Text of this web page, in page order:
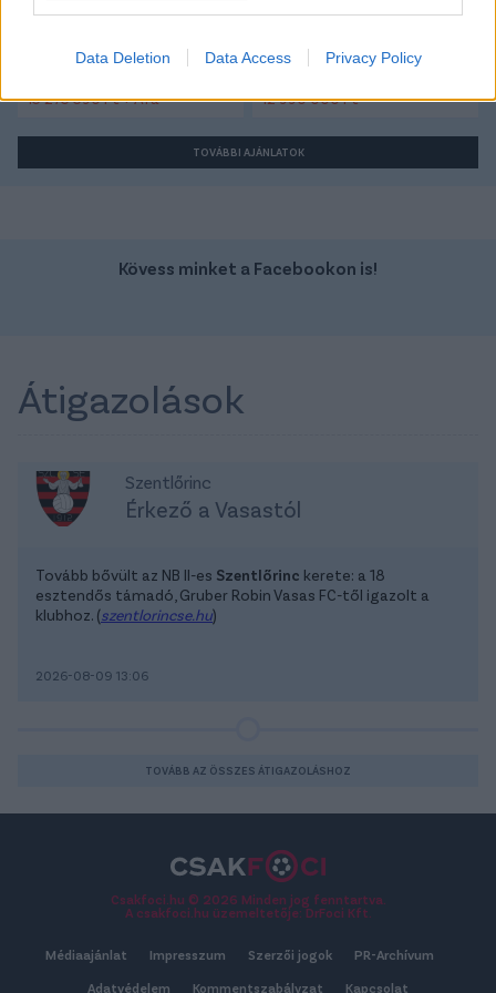
Data Deletion Data Access Privacy Policy
Üzemanyag: Dízel
15 275 590 Ft + Áfa
Üzemanyag: Elektromos
12 990 000 Ft
TOVÁBBI AJÁNLATOK
Kövess minket a Facebookon is!
Átigazolások
Szentlőrinc
Érkező a Vasastól
Tovább bővült az NB II-es Szentlőrinc kerete: a 18
esztendős támadó, Gruber Robin Vasas FC-től igazolt a
klubhoz. (szentlorincse.hu)
2026-08-09 13:06
TOVÁBB AZ ÖSSZES ÁTIGAZOLÁSHOZ
Csakfoci.hu © 2026 Minden jog fenntartva.
A csakfoci.hu üzemeltetője: DrFoci Kft.
Médiaajánlat Impresszum Szerzői jogok PR-Archívum
Adatvédelem Kommentszabályzat Kapcsolat